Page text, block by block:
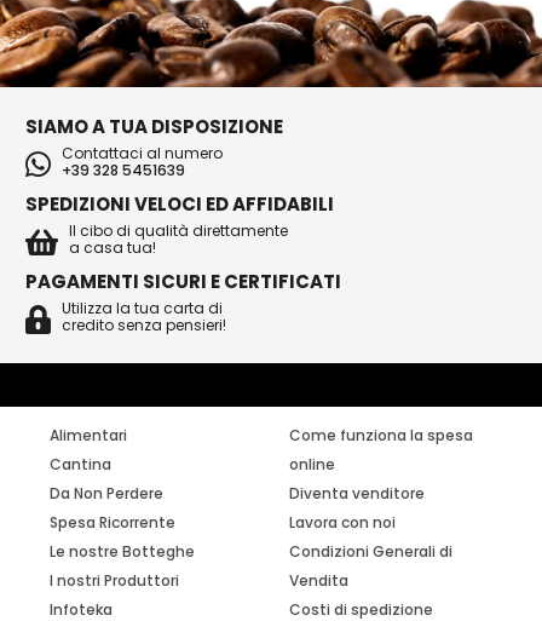
SIAMO A TUA DISPOSIZIONE
Contattaci al numero
+39 328 5451639
SPEDIZIONI VELOCI ED AFFIDABILI
Il cibo di qualità direttamente
a casa tua!
PAGAMENTI SICURI E CERTIFICATI
Utilizza la tua carta di
credito senza pensieri!
Alimentari
Cantina
Da Non Perdere
Spesa Ricorrente
Le nostre Botteghe
I nostri Produttori
Infoteka
Come funziona la spesa
online
Diventa venditore
Lavora con noi
Condizioni Generali di
Vendita
Costi di spedizione